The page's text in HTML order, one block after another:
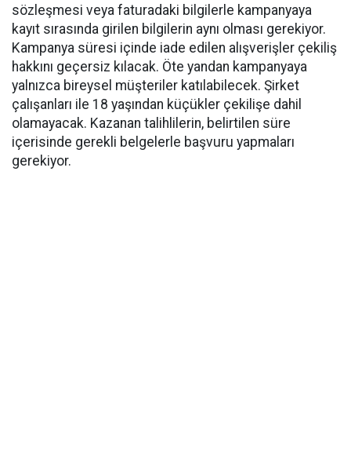
sözleşmesi veya faturadaki bilgilerle kampanyaya
kayıt sırasında girilen bilgilerin aynı olması gerekiyor.
Kampanya süresi içinde iade edilen alışverişler çekiliş
hakkını geçersiz kılacak. Öte yandan kampanyaya
yalnızca bireysel müşteriler katılabilecek. Şirket
çalışanları ile 18 yaşından küçükler çekilişe dahil
olamayacak. Kazanan talihlilerin, belirtilen süre
içerisinde gerekli belgelerle başvuru yapmaları
gerekiyor.